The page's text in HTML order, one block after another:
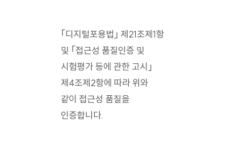
｢디지털포용법｣ 제21조제1항
및 ｢접근성 품질인증 및
시험평가 등에 관한 고시｣
제4조제2항에 따라 위와
같이 접근성 품질을
인증합니다.